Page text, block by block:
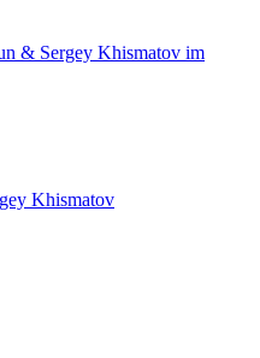
& Sergey Khismatov im
Khismatov